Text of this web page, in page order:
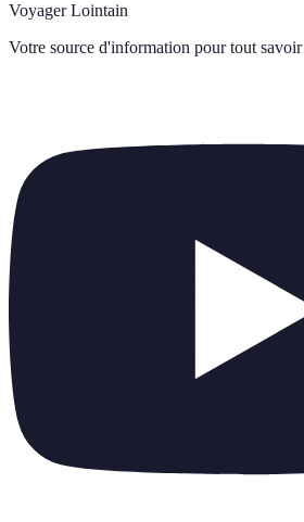
Voyager Lointain
Votre source d'information pour tout